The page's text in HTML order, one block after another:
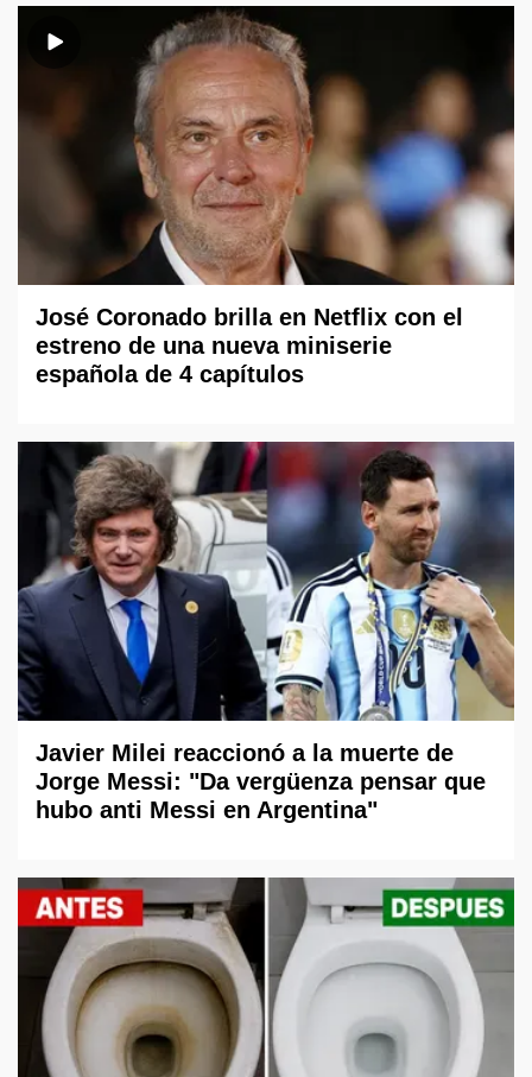
José Coronado brilla en Netflix con el
estreno de una nueva miniserie
española de 4 capítulos
Javier Milei reaccionó a la muerte de
Jorge Messi: "Da vergüenza pensar que
hubo anti Messi en Argentina"